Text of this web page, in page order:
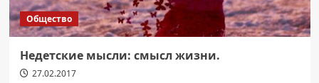
Общество
Недетские мысли: смысл жизни.
27.02.2017